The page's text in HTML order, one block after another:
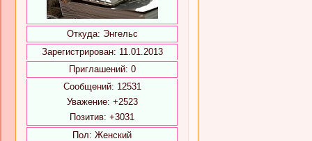
Откуда: Энгельс
Зарегистрирован: 11.01.2013
Приглашений: 0
Сообщений: 12531
Уважение: +2523
Позитив: +3031
Пол: Женский